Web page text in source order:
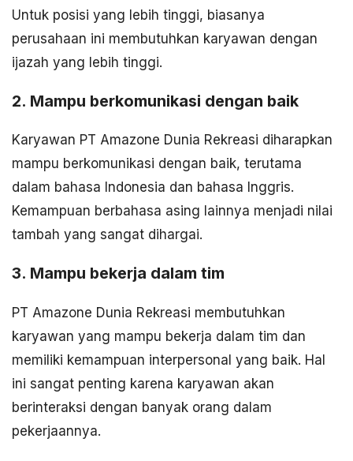
Untuk posisi yang lebih tinggi, biasanya
perusahaan ini membutuhkan karyawan dengan
ijazah yang lebih tinggi.
2. Mampu berkomunikasi dengan baik
Karyawan PT Amazone Dunia Rekreasi diharapkan
mampu berkomunikasi dengan baik, terutama
dalam bahasa Indonesia dan bahasa Inggris.
Kemampuan berbahasa asing lainnya menjadi nilai
tambah yang sangat dihargai.
3. Mampu bekerja dalam tim
PT Amazone Dunia Rekreasi membutuhkan
karyawan yang mampu bekerja dalam tim dan
memiliki kemampuan interpersonal yang baik. Hal
ini sangat penting karena karyawan akan
berinteraksi dengan banyak orang dalam
pekerjaannya.